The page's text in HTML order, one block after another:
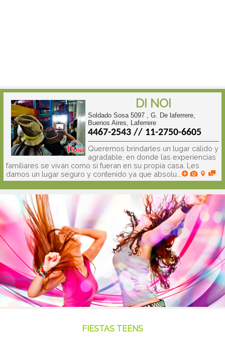
DI NOI
Soldado Sosa 5097 , G. De laferrere,
Buenos Aires, Laferrere
4467-2543 // 11-2750-6605
Queremos brindarles un lugar cálido y
agradable, en donde las experiencias
familiares se vivan como si fueran en su propia casa. Les
damos un lugar seguro y contenido ya que absolu...
FIESTAS TEENS